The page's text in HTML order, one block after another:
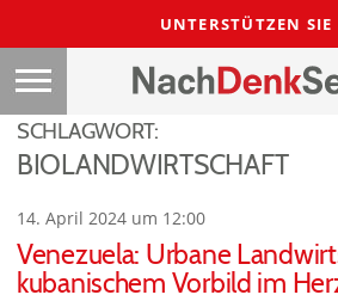
UNTERSTÜTZEN SIE
SCHLAGWORT:
BIOLANDWIRTSCHAFT
14. April 2024 um 12:00
Venezuela: Urbane
kubanischem Vorbild im